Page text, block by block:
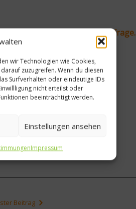
wir Technologien wie Cookies,
zuzugreifen. Wenn du diesen
Surfverhalten oder eindeutige IDs
nicht erteilst oder
beeinträchtigt werden.
Einstellungen ansehen
Impressum
es zur worlds of food-Umfrage.
Beitrag